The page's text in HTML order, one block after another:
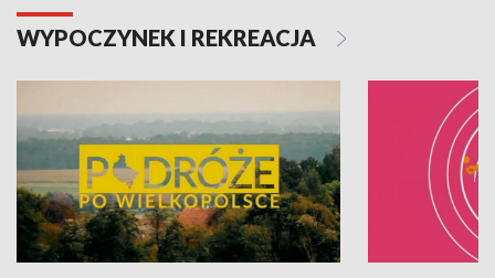
WYPOCZYNEK I REKREACJA